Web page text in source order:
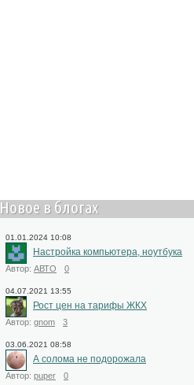
Новое в блогах
01.01.2024 10:08
Настройка компьютера, ноутбука
Автор: АВТО 0
04.07.2021 13:55
Рост цен на тарифы ЖКХ
Автор: gnom 3
03.06.2021 08:58
А солома не подорожала
Автор: puper 0